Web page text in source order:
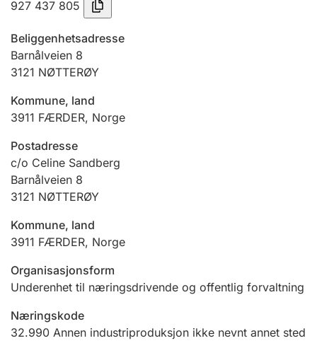
Jeger
Betaling og jegeravgiftskort
Ektepaktveileder
Offentlig sektor
Andre tema
927 437 805
Beliggenhetsadresse
Barnålveien 8
3121 NØTTERØY
Kommune, land
3911 FÆRDER, Norge
Postadresse
c/o Celine Sandberg
Barnålveien 8
3121 NØTTERØY
Kommune, land
3911 FÆRDER, Norge
Organisasjonsform
Underenhet til næringsdrivende og offentlig forvaltning
Næringskode
32.990 Annen industriproduksjon ikke nevnt annet sted